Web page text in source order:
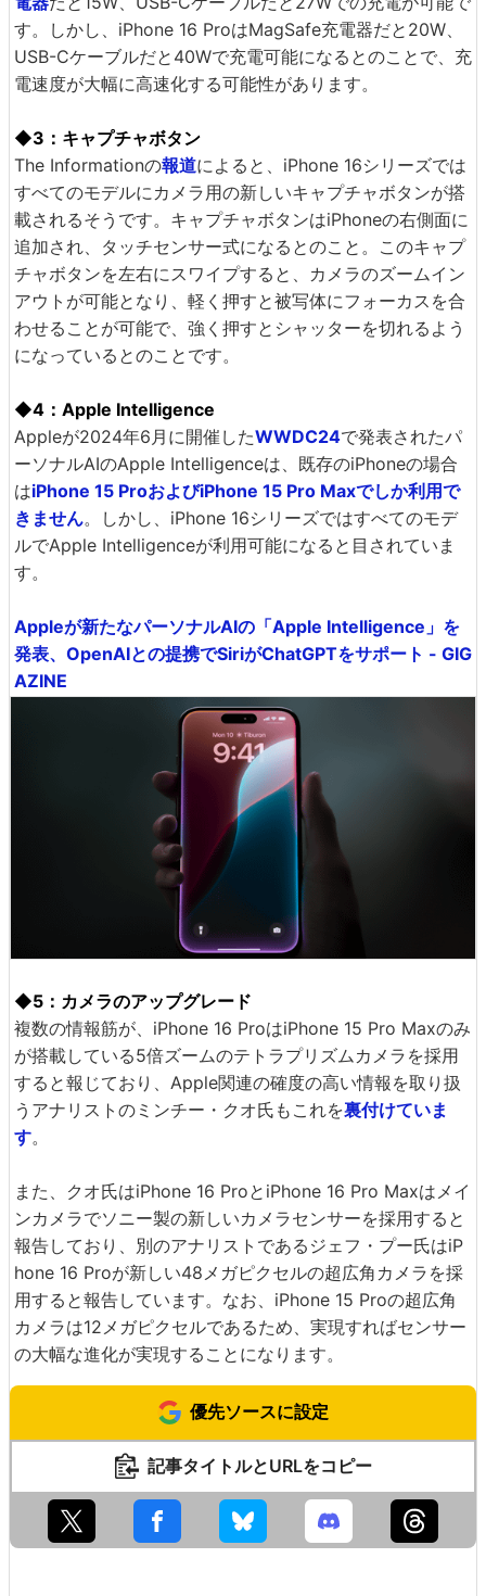
す。しかし、iPhone 16 ProはMagSafe充電器だと20W、
USB-Cケーブルだと40Wで充電可能になるとのことで、充
電速度が大幅に高速化する可能性があります。
◆3：キャプチャボタン
The Informationの報道によると、iPhone 16シリーズでは
すべてのモデルにカメラ用の新しいキャプチャボタンが搭
載されるそうです。キャプチャボタンはiPhoneの右側面に
追加され、タッチセンサー式になるとのこと。このキャプ
チャボタンを左右にスワイプすると、カメラのズームイン
アウトが可能となり、軽く押すと被写体にフォーカスを合
わせることが可能で、強く押すとシャッターを切れるよう
になっているとのことです。
◆4：Apple Intelligence
Appleが2024年6月に開催したWWDC24で発表されたパ
ーソナルAIのApple Intelligenceは、既存のiPhoneの場合
はiPhone 15 ProおよびiPhone 15 Pro Maxでしか利用で
きません。しかし、iPhone 16シリーズではすべてのモデ
ルでApple Intelligenceが利用可能になると目されていま
す。
Appleが新たなパーソナルAIの「Apple Intelligence」を
発表、OpenAIとの提携でSiriがChatGPTをサポート - GIG
AZINE
◆5：カメラのアップグレード
複数の情報筋が、iPhone 16 ProはiPhone 15 Pro Maxのみ
が搭載している5倍ズームのテトラプリズムカメラを採用
すると報じており、Apple関連の確度の高い情報を取り扱
うアナリストのミンチー・クオ氏もこれを裏付けていま
す。
また、クオ氏はiPhone 16 ProとiPhone 16 Pro Maxはメイ
ンカメラでソニー製の新しいカメラセンサーを採用すると
報告しており、別のアナリストであるジェフ・プー氏はiP
hone 16 Proが新しい48メガピクセルの超広角カメラを採
用すると報告しています。なお、iPhone 15 Proの超広角
カメラは12メガピクセルであるため、実現すればセンサー
の大幅な進化が実現することになります。
優先ソースに設定
記事タイトルとURLをコピー